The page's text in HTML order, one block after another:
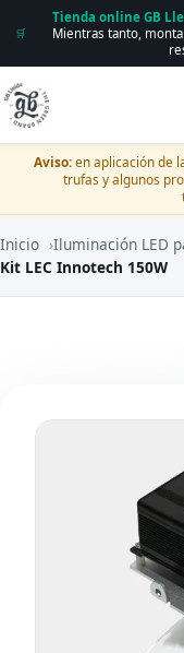
🛒
Tienda online GB
Mientras tanto,
Aviso:en aplicación de
trufas y algunos
Inicio ›Iluminación LED
Kit LEC Innotech 150W